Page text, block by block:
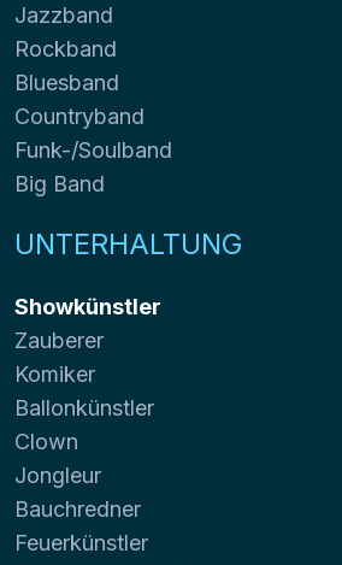
Jazzband
Rockband
Bluesband
Countryband
Funk-/Soulband
Big Band
UNTERHALTUNG
Showkünstler
Zauberer
Komiker
Ballonkünstler
Clown
Jongleur
Bauchredner
Feuerkünstler